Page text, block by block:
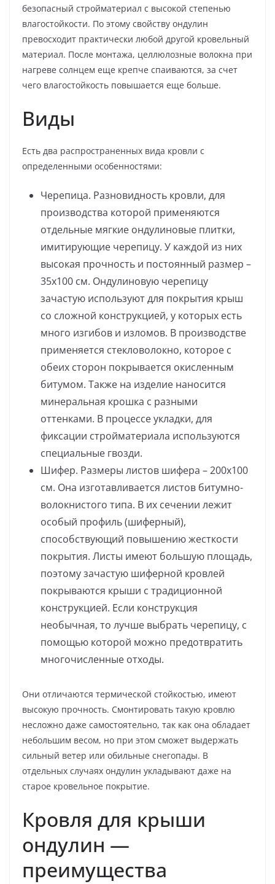
безопасный стройматериал с высокой степенью
влагостойкости. По этому свойству ондулин
превосходит практически любой другой кровельный
материал. После монтажа, целлюлозные волокна при
нагреве солнцем еще крепче спаиваются, за счет
чего влагостойкость повышается еще больше.
Виды
Есть два распространенных вида кровли с
определенными особенностями:
Черепица. Разновидность кровли, для
производства которой применяются
отдельные мягкие ондулиновые плитки,
имитирующие черепицу. У каждой из них
высокая прочность и постоянный размер –
35х100 см. Ондулиновую черепицу
зачастую используют для покрытия крыш
со сложной конструкцией, у которых есть
много изгибов и изломов. В производстве
применяется стекловолокно, которое с
обеих сторон покрывается окисленным
битумом. Также на изделие наносится
минеральная крошка с разными
оттенками. В процессе укладки, для
фиксации стройматериала используются
специальные гвозди.
Шифер. Размеры листов шифера – 200х100
см. Она изготавливается листов битумно-
волокнистого типа. В их сечении лежит
особый профиль (шиферный),
способствующий повышению жесткости
покрытия. Листы имеют большую площадь,
поэтому зачастую шиферной кровлей
покрываются крыши с традиционной
конструкцией. Если конструкция
необычная, то лучше выбрать черепицу, с
помощью которой можно предотвратить
многочисленные отходы.
Они отличаются термической стойкостью, имеют
высокую прочность. Смонтировать такую кровлю
несложно даже самостоятельно, так как она обладает
небольшим весом, но при этом сможет выдержать
сильный ветер или обильные снегопады. В
отдельных случаях ондулин укладывают даже на
старое кровельное покрытие.
Кровля для крыши
ондулин —
преимущества